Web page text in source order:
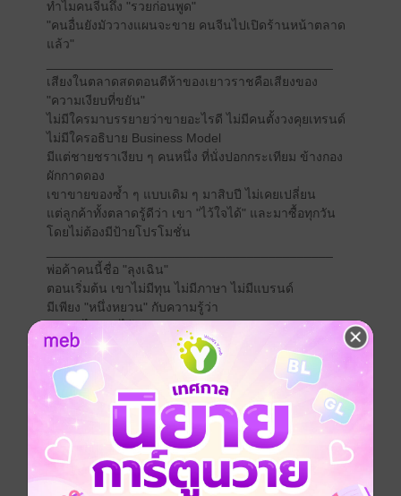
ทำไมคนจีนถึง "รวยก่อนพูด"
"คนอื่นยังมัววางแผนจะขาย คนจีนไปเปิดร้านหน้าตลาด
แล้ว"
เสียงในตลาดสดตอนตีห้าของเยาวราชคือเสียงของ
"ความเงียบที่ขยัน"
ไม่มีใครมาบรรยายว่าขายอะไรดี ไม่มีคนตั้งวงคุยเทรนด์
ไม่มีใครอธิบาย Business Model
มีแต่ชายชราเงียบ ๆ คนหนึ่ง ที่นั่งปอกกระเทียม ข้างกอง
ผักกาดดอง
เขาขายของซ้ำ ๆ แบบเดิม ๆ มาสิบปี ไม่เคยเปลี่ยน
แต่ลูกค้าทั้งตลาดรู้ดีว่า เขา "ไว้ใจได้" และมาซื้อทุกวัน
โดยไม่ต้องมีป้ายโปรโมชั่น
พ่อค้าคนนี้ชื่อ "ลุงเฉิน"
ตอนเริ่มต้น เขาไม่มีทุน ไม่มีภาษา ไม่มีแบรนด์
มีเพียง "หนึ่งหยวน" กับความรู้ว่า
ของอะไรขายได้แน่
คนแบบไหนซื้อทุกวัน
และ จุดไหนของตลาดคนเดินผ่านเยอะที่สุดตอนตีห้า
เขาไม่ได้เริ่มจากการ "พูดว่าจะรวย"
เขาเริ่มจากการ "รู้ทันระบบ" ของตลาด
________________________________________
สิบปีผ่านไป ลุงเฉินไม่ได้อยู่หน้าตลาดแล้ว
เขาย้ายไปอยู่ตึกแถวหลังตลาด 3 คูหา
ปล่อยให้ลูกหลานออกหน้าร้าน